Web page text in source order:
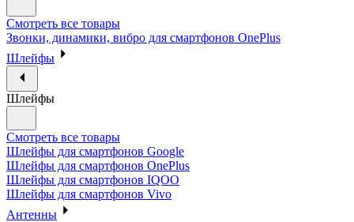
Смотреть все товары
Звонки, динамики, вибро для смартфонов OnePlus
Шлейфы
Шлейфы
Смотреть все товары
Шлейфы для смартфонов Google
Шлейфы для смартфонов OnePlus
Шлейфы для смартфонов IQOO
Шлейфы для смартфонов Vivo
Антенны